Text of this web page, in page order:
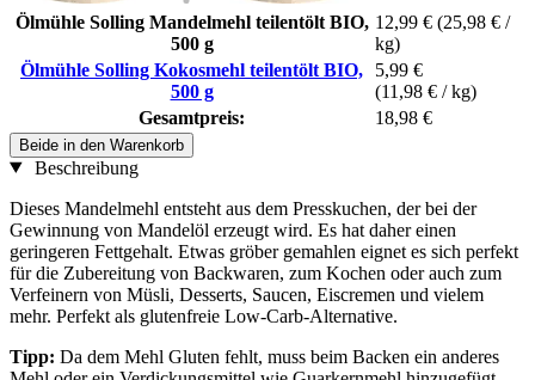
Ölmühle Solling Mandelmehl teilentölt BIO,
500 g
12,99 € (25,98 € /
kg)
Ölmühle Solling Kokosmehl teilentölt BIO,
500 g
5,99 €
(11,98 € / kg)
Gesamtpreis:
18,98 €
Beide in den Warenkorb
Beschreibung
Dieses Mandelmehl entsteht aus dem Presskuchen, der bei der
Gewinnung von Mandelöl erzeugt wird. Es hat daher einen
geringeren Fettgehalt. Etwas gröber gemahlen eignet es sich perfekt
für die Zubereitung von Backwaren, zum Kochen oder auch zum
Verfeinern von Müsli, Desserts, Saucen, Eiscremen und vielem
mehr. Perfekt als glutenfreie Low-Carb-Alternative.
Tipp: Da dem Mehl Gluten fehlt, muss beim Backen ein anderes